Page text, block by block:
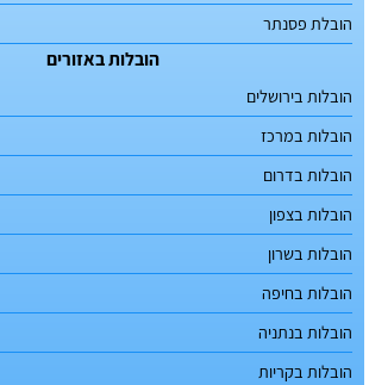
הובלת פסנתר
הובלות באזורים
הובלות בירושלים
הובלות במרכז
הובלות בדרום
הובלות בצפון
הובלות בשרון
הובלות בחיפה
הובלות בנתניה
הובלות בקריות